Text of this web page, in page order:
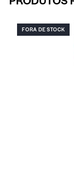
FORA DE STOCK